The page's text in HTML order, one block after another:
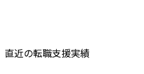
直近の転職支援実績